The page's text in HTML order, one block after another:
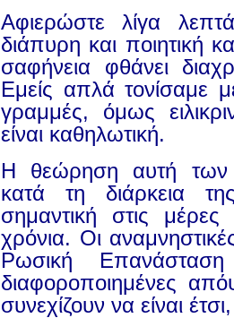
Αφιερώστε λίγα
διάπυρη και ποιητική
σαφήνεια φθάνει
Εμείς απλά τονίσαμε
γραμμές, όμως
είναι καθηλωτική.
Η θεώρηση αυτή των
κατά τη διάρκεια
σημαντική στις
χρόνια. Οι
Ρωσική Επανάσταση
διαφοροποιημένες
συνεχίζουν να είναι